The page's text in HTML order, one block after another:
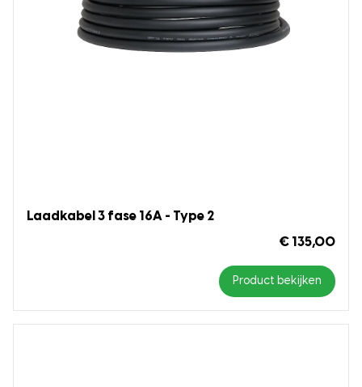
Laadkabel 3 fase 16A - Type 2
€ 135,00
Product bekijken